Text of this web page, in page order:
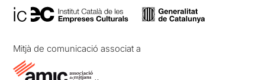
Mitjà de comunicació associat a